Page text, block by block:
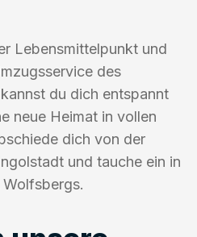
Lebensmittelpunkt und
des
du dich entspannt
neue Heimat in vollen
dich von der
und tauche ein in